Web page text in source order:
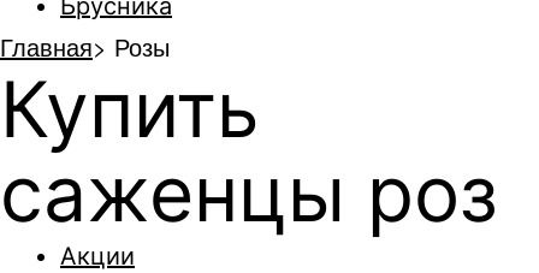
Брусника
Главная> Розы
Купить
саженцы роз
Акции